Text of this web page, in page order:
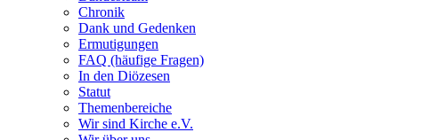
Chronik
Dank und Gedenken
Ermutigungen
FAQ (häufige Fragen)
In den Diözesen
Statut
Themenbereiche
Wir sind Kirche e.V.